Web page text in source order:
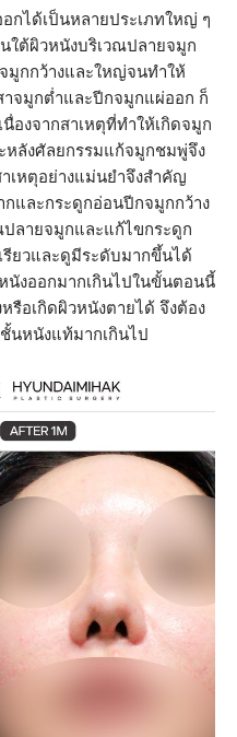
กได้เป็นหลายประเภทใหญ่ ๆ
ใต้ผิวหนังบริเวณปลายจมูก
มูกกว้างและใหญ่จนทำให้
จมูกต่ำและปีกจมูกแผ่ออก ก็
องจากสาเหตุที่ทำให้เกิดจมูก
ลังศัลยกรรมแก้จมูกชมพู่จึง
เหตุอย่างแม่นยำจึงสำคัญ
และกระดูกอ่อนปีกจมูกกว้าง
ลายจมูกและแก้ไขกระดูก
รียวและดูมีระดับมากขึ้นได้
นังออกมากเกินไปในขั้นตอนนี้
รือเกิดผิวหนังตายได้ จึงต้อง
นหนังแท้มากเกินไป